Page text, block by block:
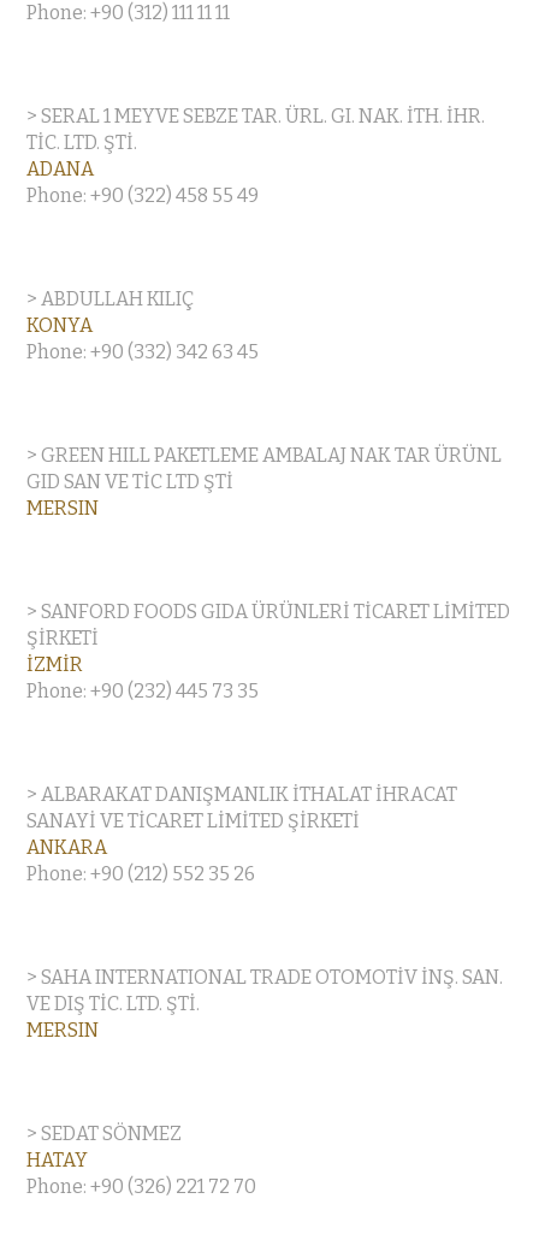
Phone: +90 (312) 111 11 11
> SERAL 1 MEYVE SEBZE TAR. ÜRL. GI. NAK. İTH. İHR.
TİC. LTD. ŞTİ.
ADANA
Phone: +90 (322) 458 55 49
> ABDULLAH KILIÇ
KONYA
Phone: +90 (332) 342 63 45
> GREEN HILL PAKETLEME AMBALAJ NAK TAR ÜRÜNL
GID SAN VE TİC LTD ŞTİ
MERSIN
> SANFORD FOODS GIDA ÜRÜNLERİ TİCARET LİMİTED
ŞİRKETİ
İZMİR
Phone: +90 (232) 445 73 35
> ALBARAKAT DANIŞMANLIK İTHALAT İHRACAT
SANAYİ VE TİCARET LİMİTED ŞİRKETİ
ANKARA
Phone: +90 (212) 552 35 26
> SAHA INTERNATIONAL TRADE OTOMOTİV İNŞ. SAN.
VE DIŞ TİC. LTD. ŞTİ.
MERSIN
> SEDAT SÖNMEZ
HATAY
Phone: +90 (326) 221 72 70